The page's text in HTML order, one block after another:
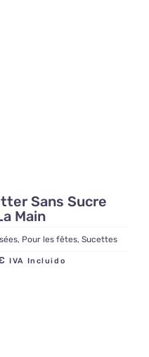
Sans Sucre
Main
, Pour les fêtes, Sucettes
Plage
IVA Incluido